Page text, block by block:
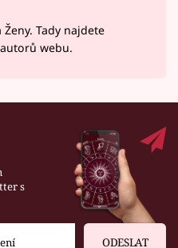
Tady najdete
webu.
s
ODESLAT